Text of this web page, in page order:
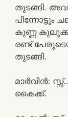
തുടങ്ങി.
പിന്നോട്ടും
കുണ്ണ
രണ്ട്
തുടങ്ങി.
മാർവിൻ:
കൈക്ക്.